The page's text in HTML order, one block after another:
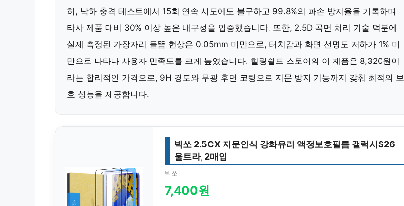
히, 낙하 충격 테스트에서 15회 연속 시도에도 불구하고 99.8%의 파손 방지율을 기록하며
타사 제품 대비 30% 이상 높은 내구성을 입증했습니다. 또한, 2.5D 곡면 처리 기술 덕분에
실제 측정된 가장자리 들뜸 현상은 0.05mm 미만으로, 터치감과 화면 선명도 저하가 1% 미
만으로 나타나 사용자 만족도를 크게 높였습니다. 힐링쉴드 스토어의 이 제품은 8,320원이
라는 합리적인 가격으로, 9H 경도와 무광 후면 코팅으로 지문 방지 기능까지 갖춰 최적의 보
호 성능을 제공합니다.
빅쏘 2.5CX 지문인식 강화유리 액정보호필름 갤럭시S26
울트라, 2매입
빅쏘
7,400원